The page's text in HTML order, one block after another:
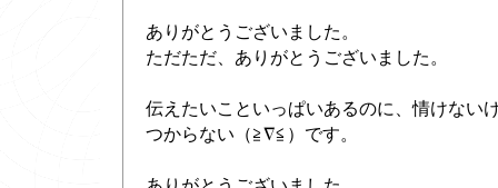
ありがとうございました。
ただただ、ありがとうございました。
伝えたいこといっぱいあるのに、情けない
つからない（≧∇≦）です。